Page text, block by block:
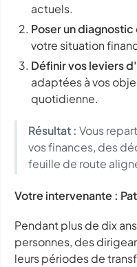
actuels.
Poser un diagnostic
votre situation
Définir vos leviers
adaptées à vos
quotidienne.
Résultat : Vous
vos finances, des
feuille de route
Votre intervenante :
Pendant plus de dix
personnes, des
leurs périodes de